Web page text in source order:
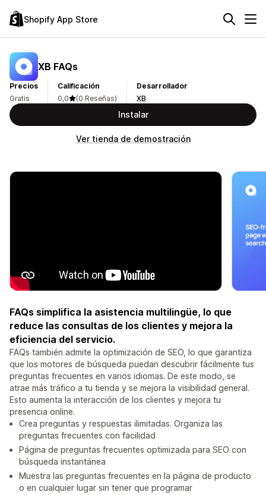
Shopify App Store
XB FAQs
Precios
Gratis
Calificación
0,0
(0 Reseñas)
Desarrollador
XB
Instalar
Ver tienda de demostración
FAQs simplifica la asistencia multilingüe, lo que
reduce las consultas de los clientes y mejora la
eficiencia del servicio.
FAQs también admite la optimización de SEO, lo que garantiza
que los motores de búsqueda puedan descubrir fácilmente tus
preguntas frecuentes en varios idiomas. De este modo, se
atrae más tráfico a tu tienda y se mejora la visibilidad general.
Esto aumenta la interacción de los clientes y mejora tu
presencia online.
Crea preguntas y respuestas ilimitadas. Organiza las
preguntas frecuentes con facilidad
Página de preguntas frecuentes optimizada para SEO con
búsqueda instantánea
Muestra las preguntas frecuentes en la página de producto
o en cualquier lugar sin tener que programar